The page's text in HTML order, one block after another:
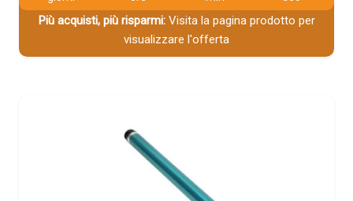
Più acquisti, più risparmi:Visita la pagina prodotto per
visualizzare l'offerta